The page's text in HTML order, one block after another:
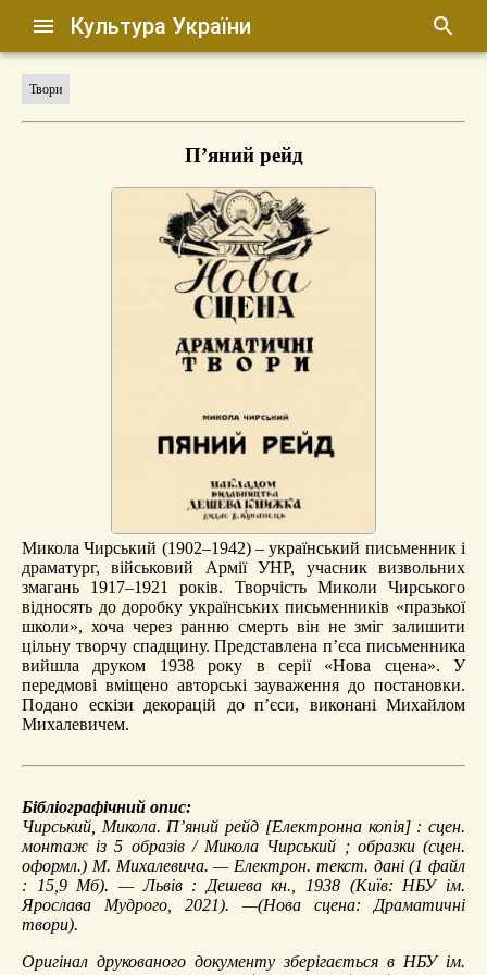
Культура України
Твори
П’яний рейд
Микола Чирський (1902–1942) – український письменник і
драматург, військовий Армії УНР, учасник визвольних
змагань 1917–1921 років. Творчість Миколи Чирського
відносять до доробку українських письменників «празької
школи», хоча через ранню смерть він не зміг залишити
цільну творчу спадщину. Представлена п’єса письменника
вийшла друком 1938 року в серії «Нова сцена». У
передмові вміщено авторські зауваження до постановки.
Подано ескізи декорацій до п’єси, виконані Михайлом
Михалевичем.
Бібліографічний опис:
Чирський, Микола. П’яний рейд [Електронна копія] : сцен.
монтаж із 5 образів / Микола Чирський ; образки (сцен.
оформл.) М. Михалевича. — Електрон. текст. дані (1 файл
: 15,9 Мб). — Львів : Дешева кн., 1938 (Київ: НБУ ім.
Ярослава Мудрого, 2021). —(Нова сцена: Драматичні
твори).
Оригінал друкованого документу зберігається в НБУ ім.